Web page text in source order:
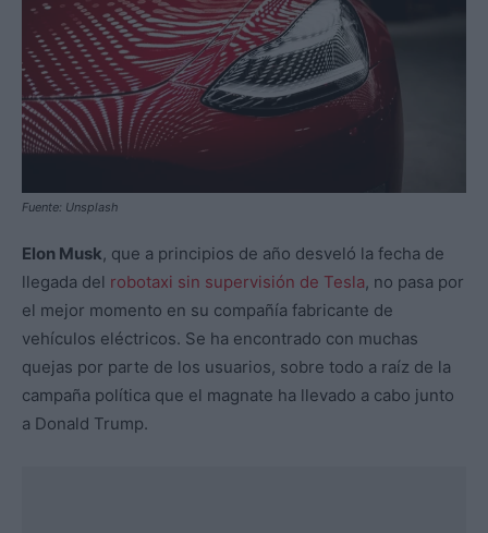
Fuente: Unsplash
Elon Musk, que a principios de año desveló la fecha de
llegada del robotaxi sin supervisión de Tesla, no pasa por
el mejor momento en su compañía fabricante de
vehículos eléctricos. Se ha encontrado con muchas
quejas por parte de los usuarios, sobre todo a raíz de la
campaña política que el magnate ha llevado a cabo junto
a Donald Trump.